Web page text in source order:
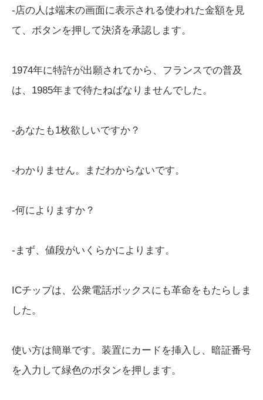
-店の人は端末の画面に表示される使われた金額を見
て、ボタンを押して決済を承認します。
1974年に特許が出願されてから、フランスでの普及
は、1985年まで待たねばなりませんでした。
-あなたも1枚欲しいですか？
-わかりません。まだわからないです。
-何によりますか？
-まず、値段がいくらかによります。
ICチップは、公衆電話ボックスにも革命をもたらしま
した。
使い方は簡単です。装置にカードを挿入し、暗証番号
を入力して緑色のボタンを押します。